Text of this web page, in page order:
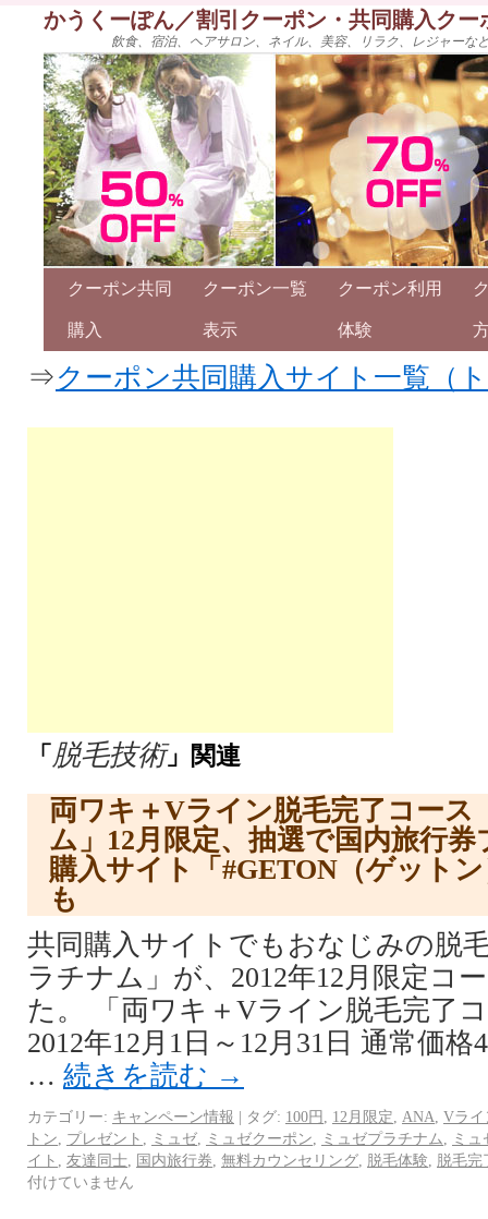
かうくーぽん／割引クーポン・共同購入ク
飲食、宿泊、ヘアサロン、ネイル、美容、リラク、レジャー
クーポン共同
購入
クーポン一覧
表示
クーポン利用
体験
⇒クーポン共同購入サイト一覧（
「 脱毛技術」関連
両ワキ＋Vライン脱毛完了コース
ム」12月限定、抽選で国内旅行
購入サイト「#GETON（ゲット
も
共同購入サイトでもおなじみの脱
ラチナム」が、2012年12月限定コ
た。 「両ワキ＋Vライン脱毛完了
2012年12月1日～12月31日 通常価
… 続きを読む →
カテゴリー: キャンペーン情報 | タグ: 100円 12月限定 ANA Vライ
トン
プレゼント ミュゼ ミュゼクーポン ミュゼプラチナム
ミュ
イト
友達同士 国内旅行券 無料カウンセリング 脱毛体験
脱毛完
付けていません